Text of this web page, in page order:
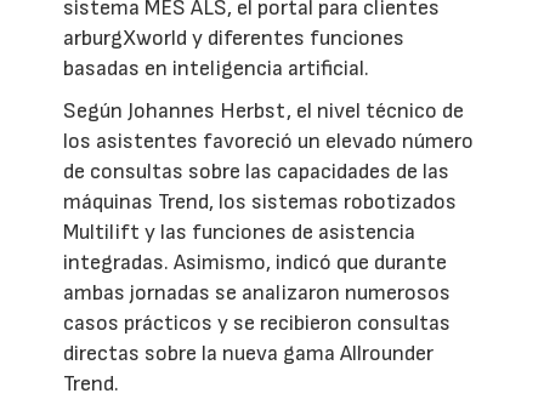
sistema MES ALS, el portal para clientes
arburgXworld y diferentes funciones
basadas en inteligencia artificial.
Según Johannes Herbst, el nivel técnico de
los asistentes favoreció un elevado número
de consultas sobre las capacidades de las
máquinas Trend, los sistemas robotizados
Multilift y las funciones de asistencia
integradas. Asimismo, indicó que durante
ambas jornadas se analizaron numerosos
casos prácticos y se recibieron consultas
directas sobre la nueva gama Allrounder
Trend.